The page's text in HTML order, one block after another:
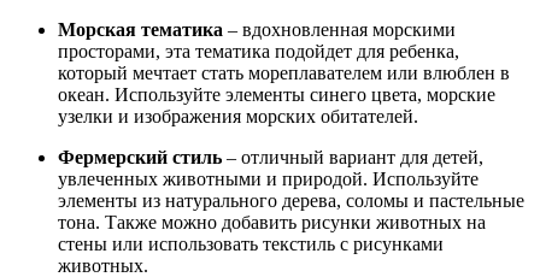
Морская тематика – вдохновленная морскими
просторами, эта тематика подойдет для ребенка,
который мечтает стать мореплавателем или влюблен в
океан. Используйте элементы синего цвета, морские
узелки и изображения морских обитателей.
Фермерский стиль – отличный вариант для детей,
увлеченных животными и природой. Используйте
элементы из натурального дерева, соломы и пастельные
тона. Также можно добавить рисунки животных на
стены или использовать текстиль с рисунками
животных.